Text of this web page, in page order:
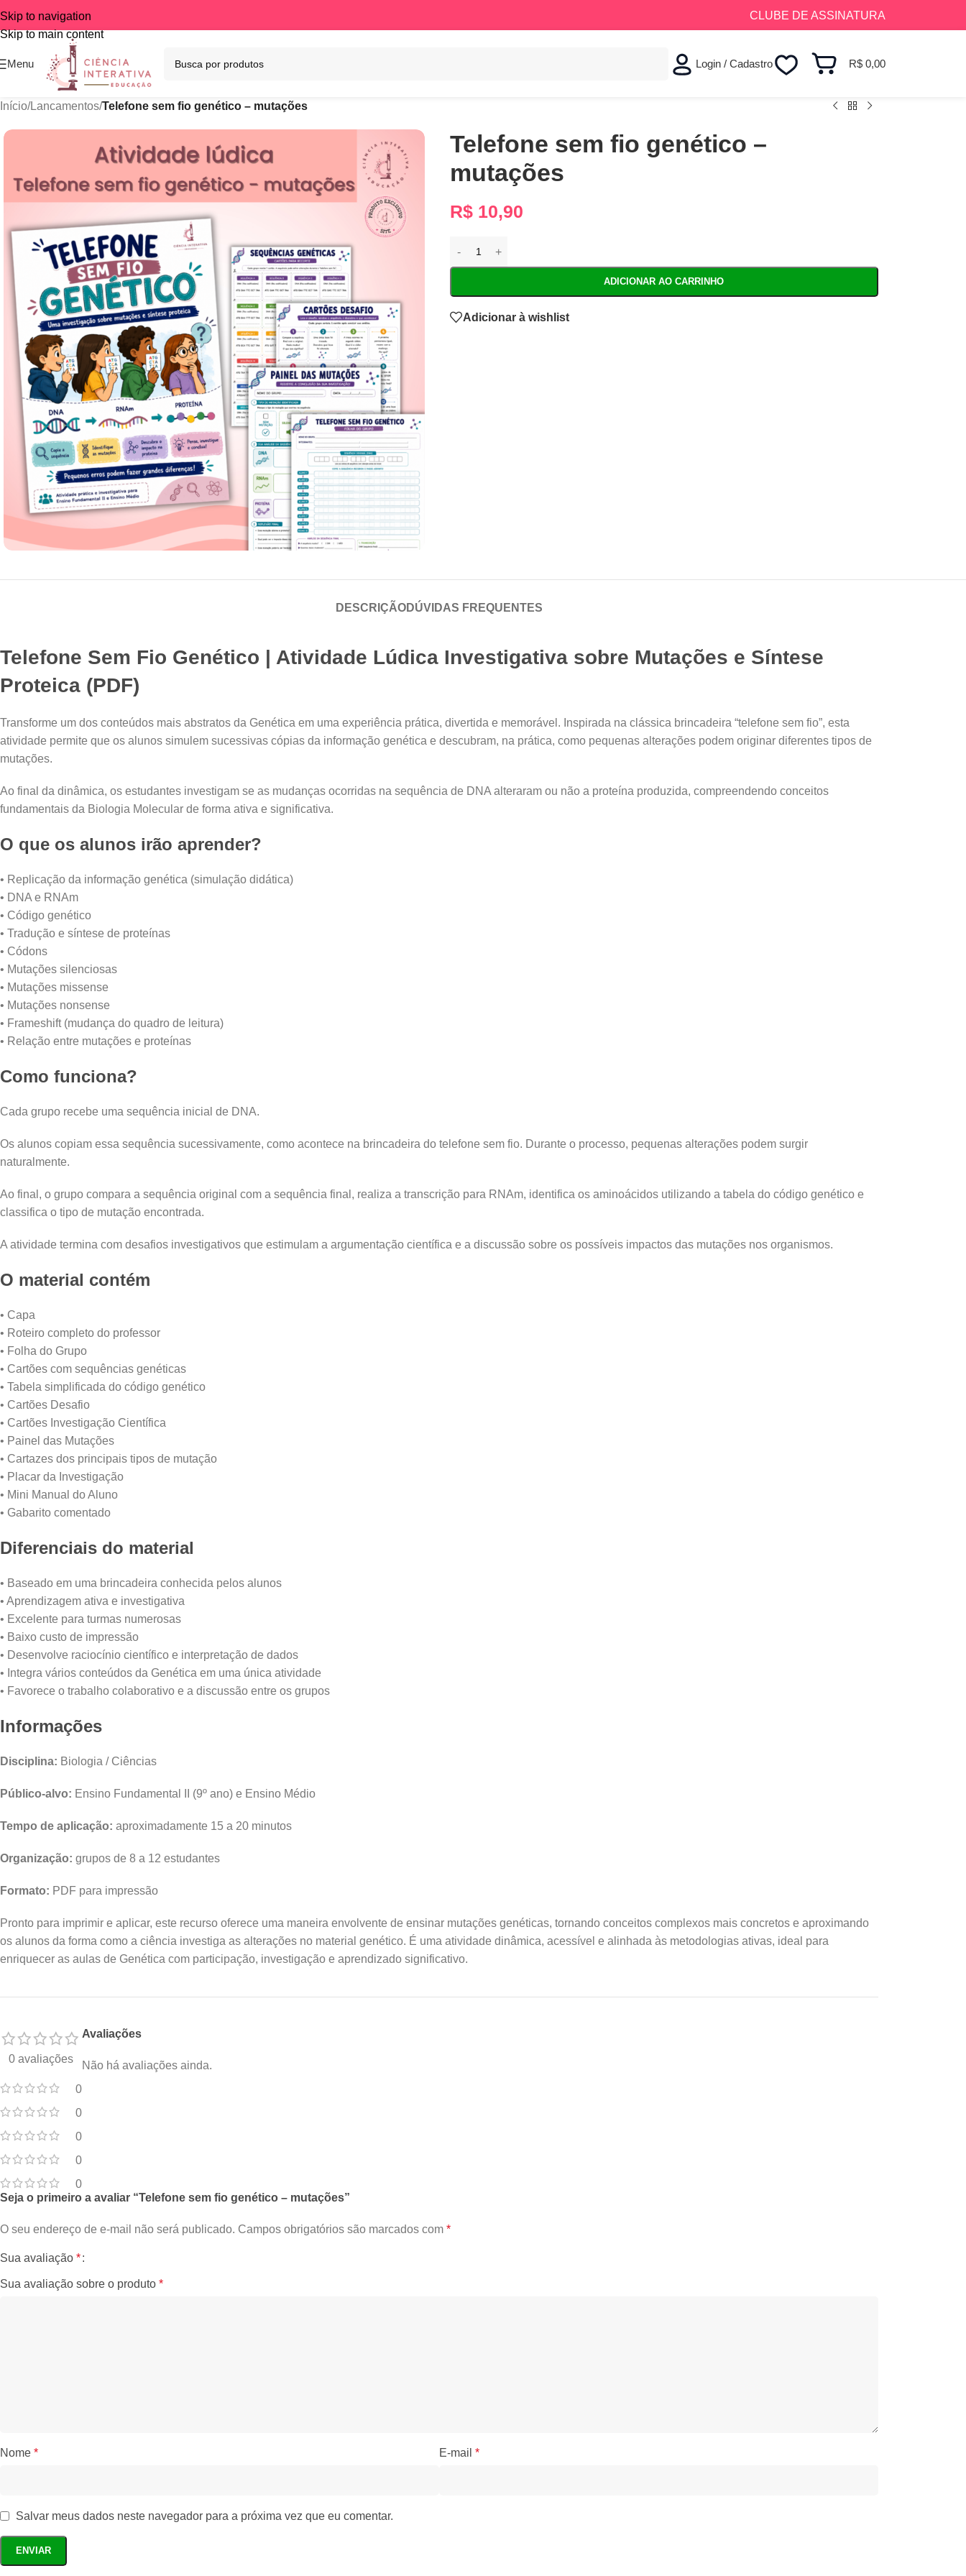
Skip to navigation
Skip to main content
CLUBE DE ASSINATURA
Menu Login / Cadastro R$ 0,00
Início/Lancamentos/Telefone sem fio genético – mutações
Telefone sem fio genético –
mutações
R$10,90
ADICIONAR AO CARRINHO
Adicionar à wishlist
DESCRIÇÃODÚVIDAS FREQUENTES
Telefone Sem Fio Genético | Atividade Lúdica Investigativa sobre Mutações e Síntese
Proteica (PDF)
Transforme um dos conteúdos mais abstratos da Genética em uma experiência prática, divertida e memorável. Inspirada na clássica brincadeira “telefone sem fio”, esta
atividade permite que os alunos simulem sucessivas cópias da informação genética e descubram, na prática, como pequenas alterações podem originar diferentes tipos de
mutações.
Ao final da dinâmica, os estudantes investigam se as mudanças ocorridas na sequência de DNA alteraram ou não a proteína produzida, compreendendo conceitos
fundamentais da Biologia Molecular de forma ativa e significativa.
O que os alunos irão aprender?
• Replicação da informação genética (simulação didática)
• DNA e RNAm
• Código genético
• Tradução e síntese de proteínas
• Códons
• Mutações silenciosas
• Mutações missense
• Mutações nonsense
• Frameshift (mudança do quadro de leitura)
• Relação entre mutações e proteínas
Como funciona?
Cada grupo recebe uma sequência inicial de DNA.
Os alunos copiam essa sequência sucessivamente, como acontece na brincadeira do telefone sem fio. Durante o processo, pequenas alterações podem surgir
naturalmente.
Ao final, o grupo compara a sequência original com a sequência final, realiza a transcrição para RNAm, identifica os aminoácidos utilizando a tabela do código genético e
classifica o tipo de mutação encontrada.
A atividade termina com desafios investigativos que estimulam a argumentação científica e a discussão sobre os possíveis impactos das mutações nos organismos.
O material contém
• Capa
• Roteiro completo do professor
• Folha do Grupo
• Cartões com sequências genéticas
• Tabela simplificada do código genético
• Cartões Desafio
• Cartões Investigação Científica
• Painel das Mutações
• Cartazes dos principais tipos de mutação
• Placar da Investigação
• Mini Manual do Aluno
• Gabarito comentado
Diferenciais do material
• Baseado em uma brincadeira conhecida pelos alunos
• Aprendizagem ativa e investigativa
• Excelente para turmas numerosas
• Baixo custo de impressão
• Desenvolve raciocínio científico e interpretação de dados
• Integra vários conteúdos da Genética em uma única atividade
• Favorece o trabalho colaborativo e a discussão entre os grupos
Informações
Disciplina: Biologia / Ciências
Público-alvo: Ensino Fundamental II (9º ano) e Ensino Médio
Tempo de aplicação: aproximadamente 15 a 20 minutos
Organização: grupos de 8 a 12 estudantes
Formato: PDF para impressão
Pronto para imprimir e aplicar, este recurso oferece uma maneira envolvente de ensinar mutações genéticas, tornando conceitos complexos mais concretos e aproximando
os alunos da forma como a ciência investiga as alterações no material genético. É uma atividade dinâmica, acessível e alinhada às metodologias ativas, ideal para
enriquecer as aulas de Genética com participação, investigação e aprendizado significativo.
0 avaliações
0
0
0
0
0
Avaliações
Não há avaliações ainda.
Seja o primeiro a avaliar “Telefone sem fio genético – mutações”
O seu endereço de e-mail não será publicado. Campos obrigatórios são marcados com *
Sua avaliação *
Sua avaliação sobre o produto *
Nome * E-mail *
Salvar meus dados neste navegador para a próxima vez que eu comentar.